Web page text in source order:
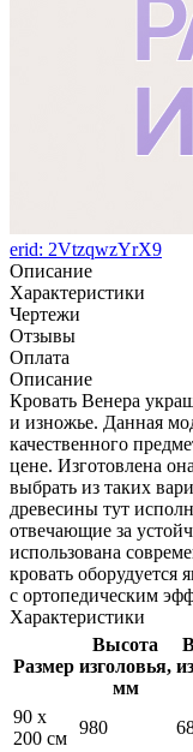
erid: 2VtzqwzYrX9
Описание
Характеристики
Чертежи
Отзывы
Оплата
Описание
Кровать Венера
и изножье. Данная
качественного
цене. Изготовлена
выбрать из таких
древесины тут
отвечающие за
использована
кровать оборудуется
с ортопедическим
Характеристики
Размер
Высота
изголовья,
мм
90 x
200 см
980